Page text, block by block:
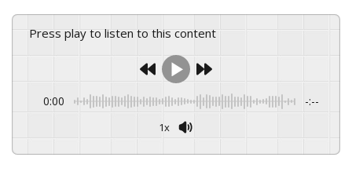
Press play to listen to this content
0:00 -:--
1x